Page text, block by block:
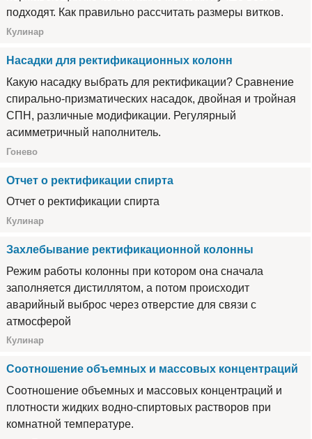
подходят. Как правильно рассчитать размеры витков.
Кулинар
Насадки для ректификационных колонн
Какую насадку выбрать для ректификации? Сравнение
спирально-призматических насадок, двойная и тройная
СПН, различные модификации. Регулярный
асимметричный наполнитель.
Гонево
Отчет о ректификации спирта
Отчет о ректификации спирта
Кулинар
Захлебывание ректификационной колонны
Режим работы колонны при котором она сначала
заполняется дистиллятом, а потом происходит
аварийный выброс через отверстие для связи с
атмосферой
Кулинар
Соотношение объемных и массовых концентраций
Соотношение объемных и массовых концентраций и
плотности жидких водно-спиртовых растворов при
комнатной температуре.